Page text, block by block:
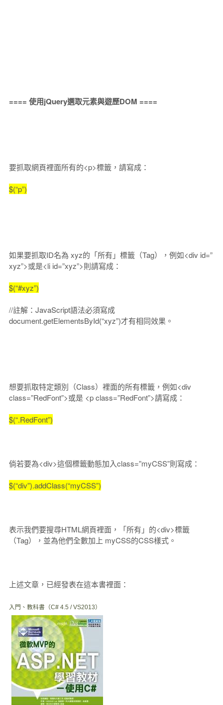
==== 使用jQuery選取元素與遊歷DOM ====
要抓取網頁裡面所有的<p>標籤，請寫成：
$(“p”)
如果要抓取ID名為 xyz的「所有」標籤（Tag），例如<div id=”
xyz”>或是<li id=”xyz”>則請寫成：
$(“#xyz”)
//註解：JavaScript語法必須寫成
document.getElementsById(“xyz”)才有相同效果。
想要抓取特定類別（Class）裡面的所有標籤，例如<div
class=”RedFont”>或是 <p class=”RedFont”>請寫成：
$(“.RedFont”)
倘若要為<div>這個標籤動態加入class=”myCSS”則寫成：
$(“div”).addClass(“myCSS”)
表示我們要搜尋HTML網頁裡面，「所有」的<div>標籤
（Tag），並為他們全數加上 myCSS的CSS樣式。
上述文章，已經發表在這本書裡面：
入門、教科書（C# 4.5 / VS2013）